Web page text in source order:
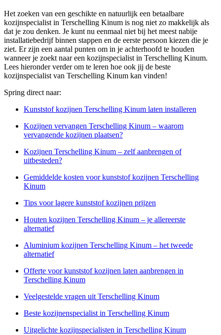
Het zoeken van een geschikte en natuurlijk een betaalbare
kozijnspecialist in Terschelling Kinum is nog niet zo makkelijk als
dat je zou denken. Je kunt nu eenmaal niet bij het meest nabije
installatiebedrijf binnen stappen en de eerste persoon kiezen die je
ziet. Er zijn een aantal punten om in je achterhoofd te houden
wanneer je zoekt naar een kozijnspecialist in Terschelling Kinum.
Lees hieronder verder om te leren hoe ook jij de beste
kozijnspecialist van Terschelling Kinum kan vinden!
Spring direct naar:
Kunststof kozijnen Terschelling Kinum laten installeren
Kozijnen vervangen Terschelling Kinum – waarom
vervangende kozijnen plaatsen?
Kozijnen Terschelling Kinum – zelf aanbrengen of
uitbesteden?
Gemiddelde kosten voor kunststof kozijnen Terschelling
Kinum
Tips voor lagere kunststof kozijnen prijzen
Houten kozijnen Terschelling Kinum – je allereerste
alternatief
Aluminium kozijnen Terschelling Kinum – het tweede
alternatief
Offerte voor kunststof kozijnen laten aanbrengen in
Terschelling Kinum
Veelgestelde vragen uit Terschelling Kinum
Beste kozijnenspecialist in Terschelling Kinum
Uitgelichte kozijnspecialisten in Terschelling Kinum